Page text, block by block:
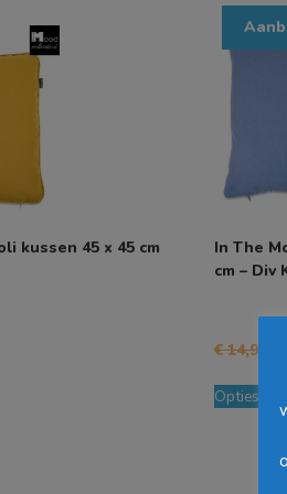
kussen 45 x 45 cm
In The
cm – Div
€14,95
Opties